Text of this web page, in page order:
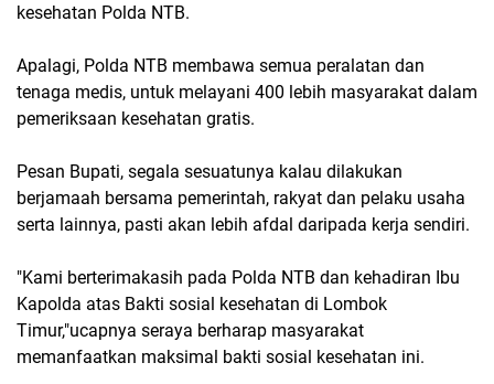
kesehatan Polda NTB.
Apalagi, Polda NTB membawa semua peralatan dan
tenaga medis, untuk melayani 400 lebih masyarakat dalam
pemeriksaan kesehatan gratis.
Pesan Bupati, segala sesuatunya kalau dilakukan
berjamaah bersama pemerintah, rakyat dan pelaku usaha
serta lainnya, pasti akan lebih afdal daripada kerja sendiri.
"Kami berterimakasih pada Polda NTB dan kehadiran Ibu
Kapolda atas Bakti sosial kesehatan di Lombok
Timur,"ucapnya seraya berharap masyarakat
memanfaatkan maksimal bakti sosial kesehatan ini.